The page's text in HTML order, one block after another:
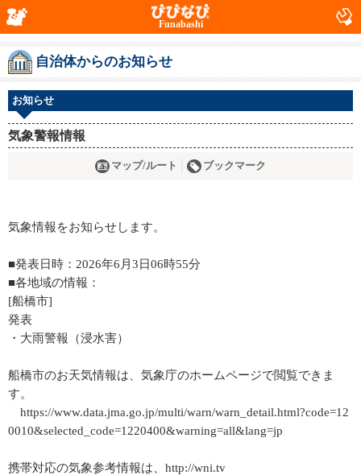
Funabashi
自治体からのお知らせ
お知らせ
気象警報情報
マップ/ルート ブックマーク
気象情報をお知らせします。
■発表日時：2026年6月3日06時55分
■各地域の情報：
[船橋市]
発表
・大雨警報（浸水害）
船橋市のお天気情報は、気象庁のホームページで閲覧できま
す。
https://www.data.jma.go.jp/multi/warn/warn_detail.html?code=12
0010&selected_code=1220400&warning=all&lang=jp
携帯対応の気象参考情報は、http://wni.tv